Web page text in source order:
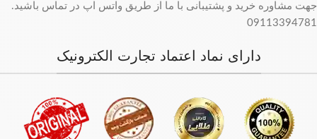
جهت مشاوره خرید و پشتیبانی با ما از طریق واتس اپ در تماس باشید.
09113394781
دارای نماد اعتماد تجارت الکترونیک